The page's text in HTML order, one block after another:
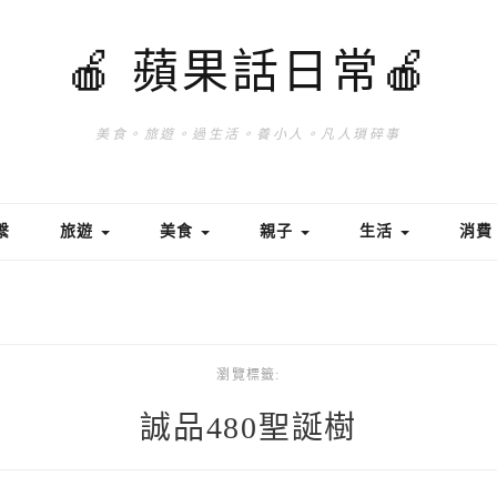
🍎 蘋果話日常🍎
美食。旅遊。過生活。養小人。凡人瑣碎事
旅遊 美食 親子 生活 消費
瀏覽標籤:
誠品480聖誕樹